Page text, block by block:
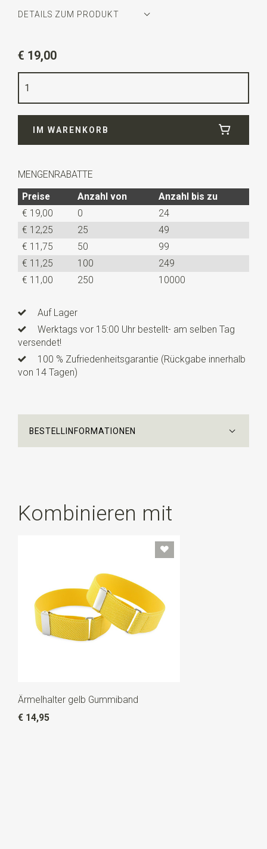
DETAILS ZUM PRODUKT
Farbe
Qualität
Länge ca. 130 cm
ModelltypStandard
Clips4
Art der befestigung
Info die Länge lässt sich zudem mittels
Verstellklemmen variieren. Unsere Hosenträger sind im
eigenen Haus hergestellt und mit 4 stabilen, leicht an
Ihrem Hosenbund zu befestigenden Clips versehen.
€ 19,00
IM WARENKORB
MENGENRABATTE
Preise
Anzahl von
Anzahl bis zu
€ 19,00
0
24
€ 12,25
25
49
€ 11,75
50
99
€ 11,25
100
249
€ 11,00
250 10000
Auf Lager
Werktags vor 15:00 Uhr bestellt- am selben Tag
versendet!
100 % Zufriedenheitsgarantie (Rückgabe innerhalb
von 14 Tagen)
BESTELLINFORMATIONEN
Kombinieren mit
Ärmelhalter gelb Gummiband
€ 14,95